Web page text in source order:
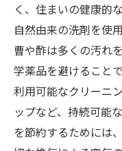
く、住まいの健康的
自然由来の洗剤を使
曹や酢は多くの汚れ
学薬品を避けること
利用可能なクリーニ
ップなど、持続可能
を節約するためには